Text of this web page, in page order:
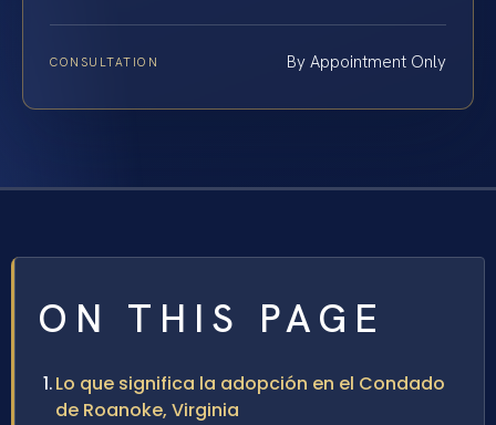
CONSULTATION By Appointment Only
ON THIS PAGE
Lo que significa la adopción en el Condado
de Roanoke, Virginia